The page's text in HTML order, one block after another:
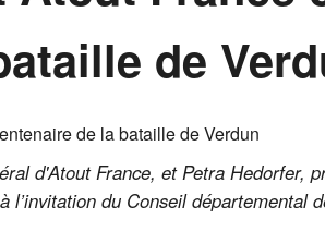
de
d'Atout France, et Petra Hedorfer,
du Conseil départemental